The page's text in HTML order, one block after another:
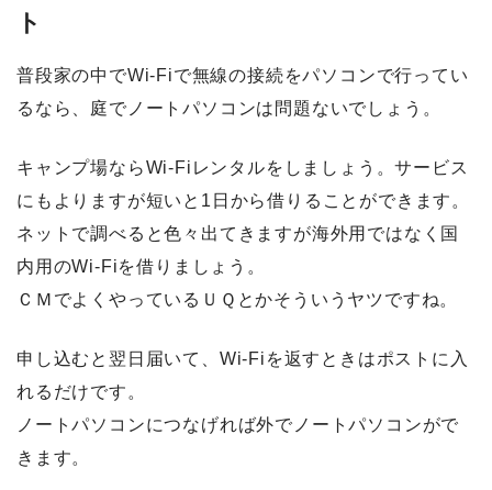
ト
普段家の中でWi-Fiで無線の接続をパソコンで行ってい
るなら、庭でノートパソコンは問題ないでしょう。
キャンプ場ならWi-Fiレンタルをしましょう。サービス
にもよりますが短いと1日から借りることができます。
ネットで調べると色々出てきますが海外用ではなく国
内用のWi-Fiを借りましょう。
ＣＭでよくやっているＵＱとかそういうヤツですね。
申し込むと翌日届いて、Wi-Fiを返すときはポストに入
れるだけです。
ノートパソコンにつなげれば外でノートパソコンがで
きます。